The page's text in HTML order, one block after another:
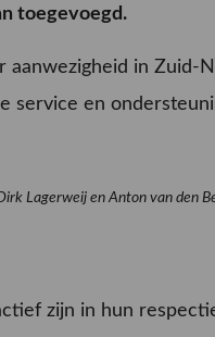
toegevoegd.
aanwezigheid in Zuid-
service en
Lagerweij en Anton van den
zijn in hun